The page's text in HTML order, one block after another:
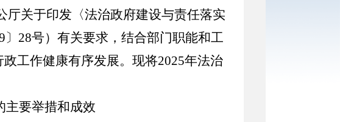
厅关于印发〈法治政府建设与责任落实
〕28号）有关要求，结合部门职能和工
工作健康有序发展。现将2025年法治
主要举措和成效